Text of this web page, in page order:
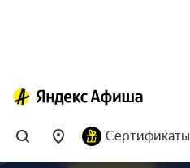
Сертификаты